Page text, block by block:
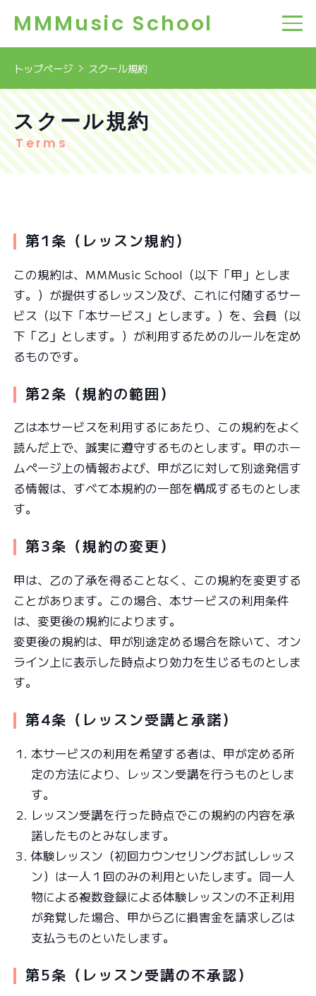
MMMusic School
トップページ スクール規約
スクール規約
Terms
第1条（レッスン規約）
この規約は、MMMusic School（以下「甲」としま
す。）が提供するレッスン及び、これに付随するサー
ビス（以下「本サービス」とします。）を、会員（以
下「乙」とします。）が利用するためのルールを定め
るものです。
第2条（規約の範囲）
乙は本サービスを利用するにあたり、この規約をよく
読んだ上で、誠実に遵守するものとします。甲のホー
ムページ上の情報および、甲が乙に対して別途発信す
る情報は、すべて本規約の一部を構成するものとしま
す。
第3条（規約の変更）
甲は、乙の了承を得ることなく、この規約を変更する
ことがあります。この場合、本サービスの利用条件
は、変更後の規約によります。
変更後の規約は、甲が別途定める場合を除いて、オン
ライン上に表示した時点より効力を生じるものとしま
す。
第4条（レッスン受講と承諾）
本サービスの利用を希望する者は、甲が定める所
定の方法により、レッスン受講を行うものとしま
す。
レッスン受講を行った時点でこの規約の内容を承
諾したものとみなします。
体験レッスン（初回カウンセリングお試しレッス
ン）は一人１回のみの利用といたします。同一人
物による複数登録による体験レッスンの不正利用
が発覚した場合、甲から乙に損害金を請求し乙は
支払うものといたします。
第5条（レッスン受講の不承認）